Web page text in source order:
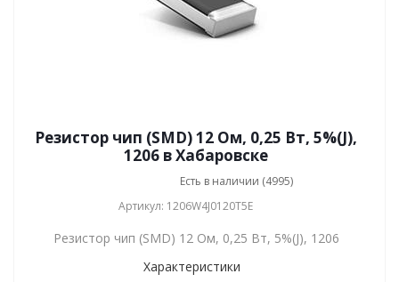
Резистор чип (SMD) 12 Ом, 0,25 Вт, 5%(J),
1206 в Хабаровске
Есть в наличии (4995)
Артикул: 1206W4J0120T5E
Резистор чип (SMD) 12 Ом, 0,25 Вт, 5%(J), 1206
Характеристики